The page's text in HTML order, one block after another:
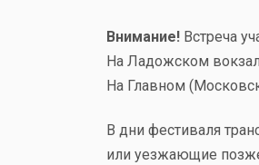
Внимание! Встреча
На Ладожском
На Главном
В дни фестиваля
или уезжающие